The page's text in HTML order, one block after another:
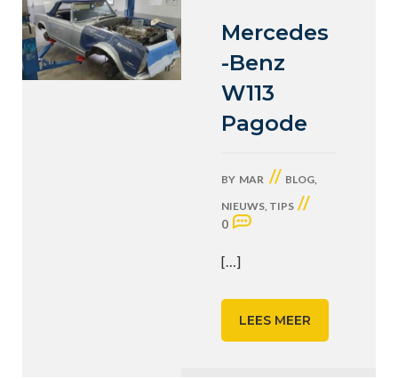
Mercedes
-Benz
W113
Pagode
BY MAR // BLOG,
NIEUWS, TIPS //
0
[…]
LEES MEER